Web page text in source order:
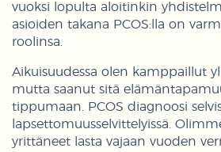
vuoksi lopulta aloitinkin
asioiden takana PCOS:lla on
roolinsa.
Aikuisuudessa olen kamppaillut
mutta saanut sitä
tippumaan. PCOS diagnoosi
lapsettomuusselvittelyissä.
yrittäneet lasta vajaan vuoden